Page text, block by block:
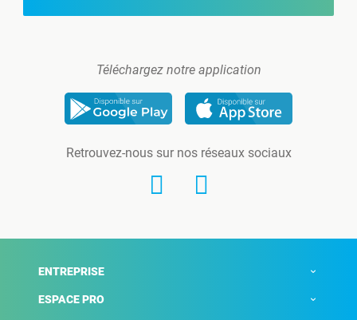
Téléchargez notre application
Retrouvez-nous sur nos réseaux sociaux
ENTREPRISE
ESPACE PRO